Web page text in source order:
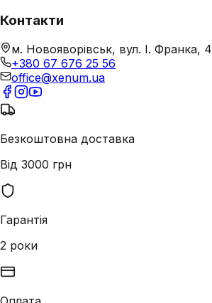
Контакти
м. Новояворівськ, вул. І. Франка, 4
+380 67 676 25 56
office@xenum.ua
Безкоштовна доставка
Від 3000 грн
Гарантія
2 роки